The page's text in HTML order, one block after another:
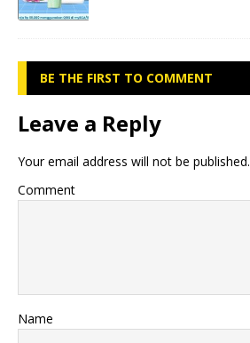
BE THE FIRST TO COMMENT
Leave a Reply
Your email address will not be published.
Comment
Name